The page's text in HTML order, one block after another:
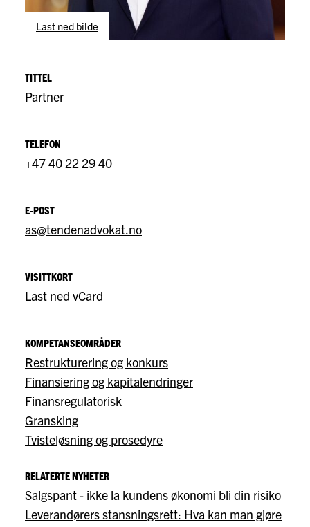
Last ned bilde
TITTEL
Partner
TELEFON
+47 40 22 29 40
E-POST
as@tendenadvokat.no
VISITTKORT
Last ned vCard
KOMPETANSEOMRÅDER
Restrukturering og konkurs
Finansiering og kapitalendringer
Finansregulatorisk
Gransking
Tvisteløsning og prosedyre
RELATERTE NYHETER
Salgspant - ikke la kundens økonomi bli din risiko
Leverandørers stansningsrett: Hva kan man gjøre